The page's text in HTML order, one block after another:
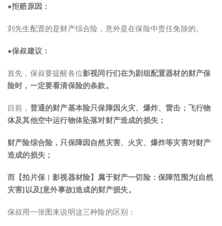
●拒赔原因：
刘先生配置的是财产综合险，意外是在保险中责任免除的。
●保叔建议：
首先，保叔要提醒各位影视同行们在为剧组配置器材的财产保
险时，一定要看清保险的条款。
目前， 普通的财产基本险只保障因火灾、爆炸、雷击；飞行物
体及其他空中运行物体坠落对财产造成的损失；
财产险综合险，只保障因自然灾害、火灾、爆炸等灾害对财产
造成的损失；
而【拍片保︱影视器材险】属于财产一切险：保障范围为[自然
灾害]以及[意外事故]造成的财产损失。
保叔用一张图来说明这三种险的区别：